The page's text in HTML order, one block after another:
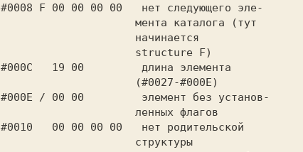
#0008 F 00 00 00 00   нет следующего эле-
                     structure F)
#000C   19 00         длина элемента
                     (#0027-#000E)
#000E / 00 00         элемент без установ-
                     ленных флагов
#0010   00 00 00 00   нет родительской
                     структуры